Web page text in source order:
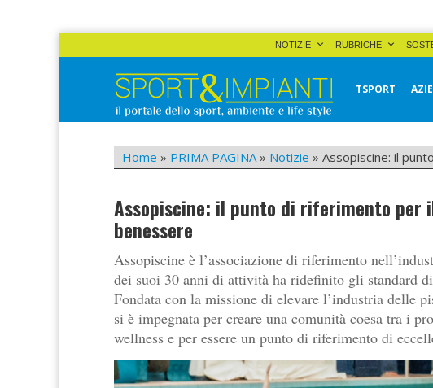
NOTIZIE RUBRICHE
Sport&Impianti
TSPORT
Home » PRIMA PAGINA» Notizie » Assopiscine: il
Assopiscine: il punto di riferimento per
benessere
Assopiscine è l’associazione di riferimento
dei suoi 30 anni di attività ha ridefinito gli standard
Fondata con la missione di elevare l’industria delle
si è impegnata per creare una comunità coesa tra i
wellness e per essere un punto di riferimento di